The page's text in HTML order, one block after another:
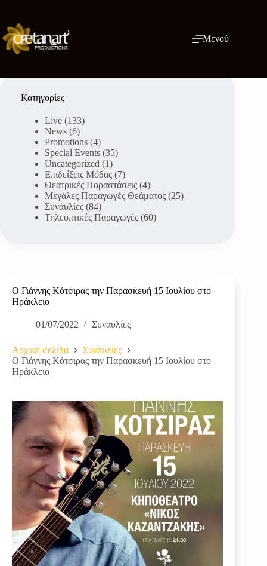
περιεχόμενο
Μενού
Ο Γιάννης Κότσιρας την Παρασκευή 15 Ιουλίου στο
Ηράκλειο
01/07/2022 Συναυλίες
Αρχική σελίδα
Συναυλίες
Ο Γιάννης Κότσιρας την Παρασκευή 15 Ιουλίου στο
Ηράκλειο
Κατηγορίες
Live (133)
News (6)
Promotions (4)
Special Events (35)
Uncategorized (1)
Επιδείξεις Μόδας (7)
Θεατρικές Παραστάσεις (4)
Μεγάλες Παραγωγές Θεάματος (25)
Συναυλίες (84)
Τηλεοπτικές Παραγωγές (60)